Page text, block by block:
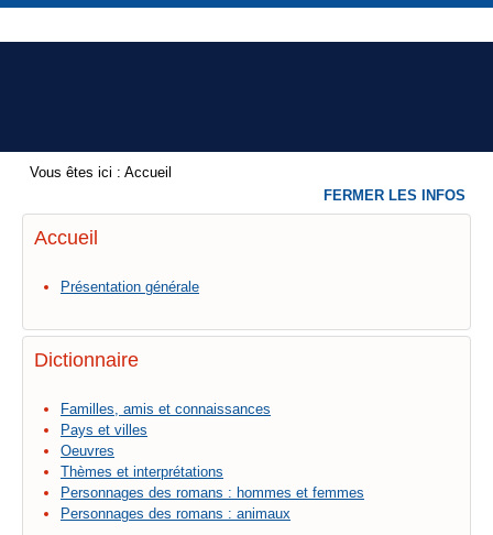
Vous êtes ici : Accueil
Accueil
Présentation générale
Dictionnaire
Familles, amis et connaissances
Pays et villes
Oeuvres
Thèmes et interprétations
Personnages des romans : hommes et femmes
Personnages des romans : animaux
FERMER LES INFOS